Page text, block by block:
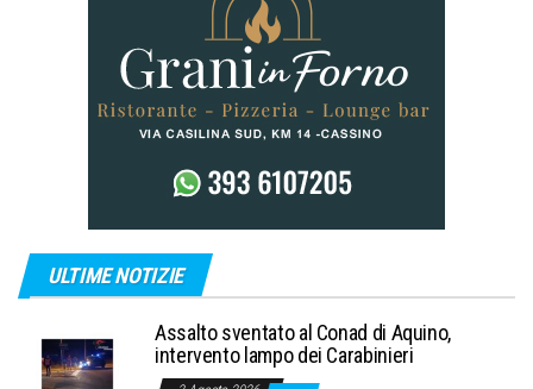
ULTIME NOTIZIE
Assalto sventato al Conad di Aquino,
intervento lampo dei Carabinieri